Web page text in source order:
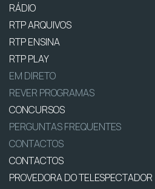
RÁDIO
RTP ARQUIVOS
RTP ENSINA
RTP PLAY
EM DIRETO
REVER PROGRAMAS
CONCURSOS
PERGUNTAS FREQUENTES
CONTACTOS
CONTACTOS
PROVEDORA DO TELESPECTADOR